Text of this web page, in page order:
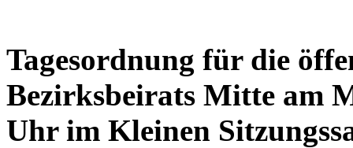
Tagesordnung für die
Bezirksbeirats Mitte am
Uhr im Kleinen